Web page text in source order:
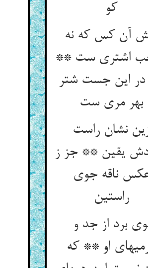
کو
آن کس که نه
اشتری ست **
در این جست شتر
بهر مری ست‏
نشان راست
یقین ** جز ز
ناقه جوی
راستین‏
برد از جد و
او ** که